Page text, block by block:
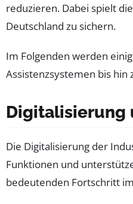
reduzieren. Dabei spielt
Deutschland zu sichern.
Im Folgenden werden
Assistenzsystemen bis hin
Digitalisierung
Die Digitalisierung der
Funktionen und
bedeutenden Fortschritt